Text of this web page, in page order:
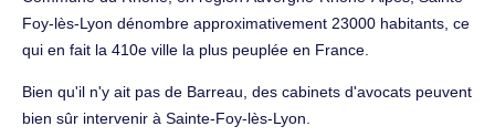
Foy-lès-Lyon dénombre approximativement 23000 habitants, ce
qui en fait la 410e ville la plus peuplée en France.
Bien qu'il n'y ait pas de Barreau, des cabinets d'avocats peuvent
bien sûr intervenir à Sainte-Foy-lès-Lyon.